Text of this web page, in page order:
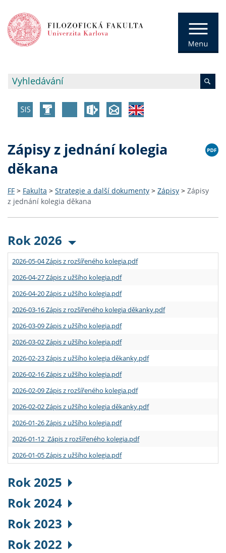
Zápisy z jednání kolegia
děkana
FF > Fakulta > Strategie a další dokumenty > Zápisy > Zápisy
z jednání kolegia děkana
Rok 2026
2026-05-04 Zápis z rozšířeného kolegia.pdf
2026-04-27 Zápis z užšího kolegia.pdf
2026-04-20 Zápis z užšího kolegia.pdf
2026-03-16 Zápis z rozšířeného kolegia děkanky.pdf
2026-03-09 Zápis z užšího kolegia.pdf
2026-03-02 Zápis z užšího kolegia.pdf
2026-02-23 Zápis z užšího kolegia děkanky.pdf
2026-02-16 Zápis z užšího kolegia.pdf
2026-02-09 Zápis z rozšířeného kolegia.pdf
2026-02-02 Zápis z užšího kolegia děkanky.pdf
2026-01-26 Zápis z užšího kolegia.pdf
2026-01-12 Zápis z rozšířeného kolegia.pdf
2026-01-05 Zápis z užšího kolegia.pdf
Rok 2025
Rok 2024
Rok 2023
Rok 2022